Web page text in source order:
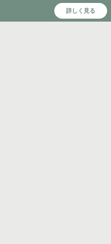
詳しく見る